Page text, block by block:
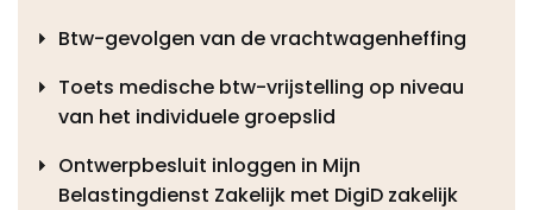
Btw-gevolgen van de vrachtwagenheffing
Toets medische btw-vrijstelling op niveau
van het individuele groepslid
Ontwerpbesluit inloggen in Mijn
Belastingdienst Zakelijk met DigiD zakelijk